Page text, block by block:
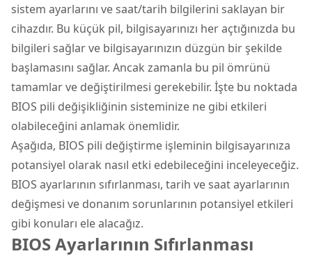
sistem ayarlarını ve saat/tarih bilgilerini saklayan bir
cihazdır. Bu küçük pil, bilgisayarınızı her açtığınızda bu
bilgileri sağlar ve bilgisayarınızın düzgün bir şekilde
başlamasını sağlar. Ancak zamanla bu pil ömrünü
tamamlar ve değiştirilmesi gerekebilir. İşte bu noktada
BIOS pili değişikliğinin sisteminize ne gibi etkileri
olabileceğini anlamak önemlidir.
Aşağıda, BIOS pili değiştirme işleminin bilgisayarınıza
potansiyel olarak nasıl etki edebileceğini inceleyeceğiz.
BIOS ayarlarının sıfırlanması, tarih ve saat ayarlarının
değişmesi ve donanım sorunlarının potansiyel etkileri
gibi konuları ele alacağız.
BIOS Ayarlarının Sıfırlanması